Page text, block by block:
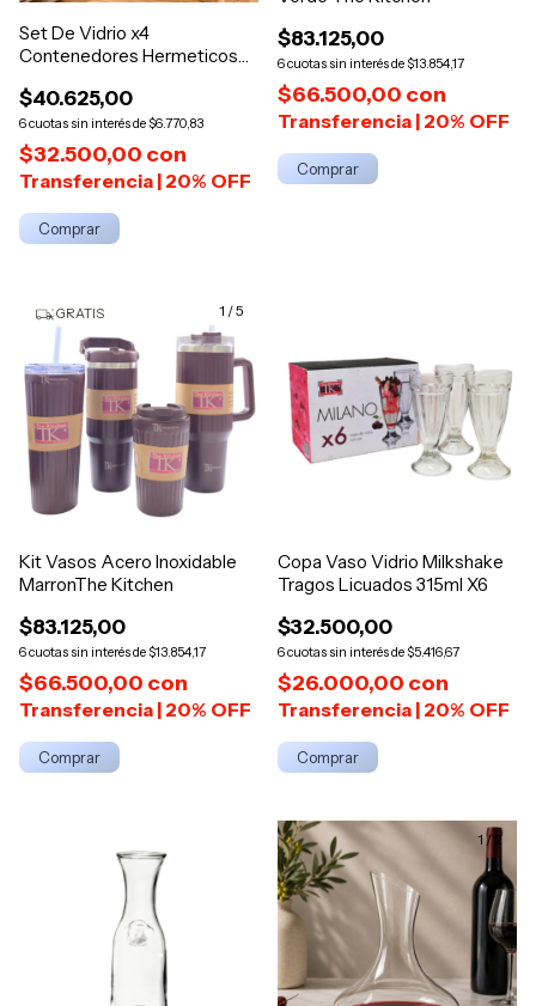
Set De Vidrio x4
Contenedores Hermeticos
$40.625,00
6 $6.770,83
$32.500,00 con
$83.125,00
6 $13.854,17
$66.500,00 con
1 /5
GRATIS
Kit Vasos Acero Inoxidable
MarronThe Kitchen
$83.125,00
6 $13.854,17
$66.500,00 con
Copa Vaso Vidrio Milkshake
Tragos Licuados 315ml X6
$32.500,00
6 $5.416,67
$26.000,00 con
1 / 2